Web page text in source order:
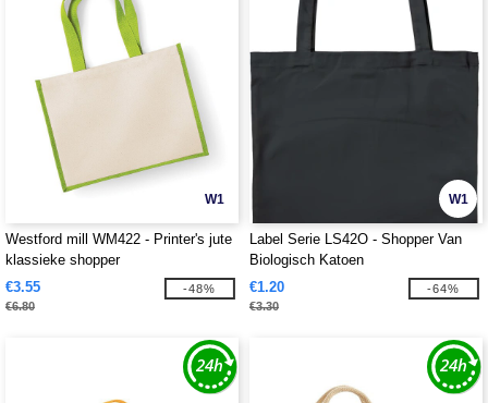
W1
Westford mill WM422 - Printer's jute
klassieke shopper
€3.55
€6.80
-48%
W1
Label Serie LS42O - Shopper Van
Biologisch Katoen
€1.20
€3.30
-64%